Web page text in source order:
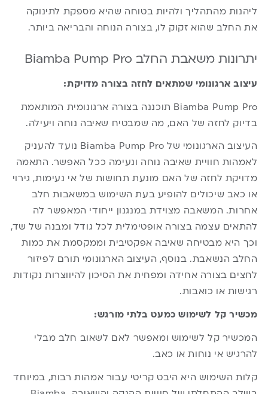
ליהנות מהתהליך ולהיות בטוחה שהיא מספקת לתינוקה
את החלב שהוא זקוק לו, בצורה הנוחה והבריאה ביותר.
יתרונות משאבת החלב Biamba Pump Pro
עיצוב ארגונומי שמתאים לחזה בצורה מדויקת:
Biamba Pump Pro תוכננה בצורה ארגונומית המותאמת
בדיוק לחזה של האם, מה שמבטיח שאיבה נוחה ויעילה.
העיצוב הארגונומי של Biamba Pump Pro נועד להעניק
לאמהות חוויית שאיבה נוחה ונעימה ככל האפשר. התאמה
מדויקת לחזה של האם מונעת תחושות של אי נעימות, גירוי
או כאב שיכולים להופיע בעת השימוש במשאבות חלב
אחרות. המשאבה מצוידת במנגנון ייחודי המאפשר לה
להתאים עצמה בצורה אופטימלית לכל גודל ומבנה של שד,
וכך היא מבטיחה שאיבה אפקטיבית וממקסמת את כמות
החלב הנשאבת. בנוסף, העיצוב הארגונומי תורם לפיזור
לחצים בצורה אחידה ומפחית את הסיכון להיווצרות נקודות
רגישות או כואבות.
מכשיר קל לשימוש כמעט בלתי מורגש:
המכשיר קל לשימוש ומאפשר לאם לשאוב חלב מבלי
להרגיש אי נוחות או כאב.
קלות השימוש היא היבט קריטי עבור אמהות רבות, במיוחד